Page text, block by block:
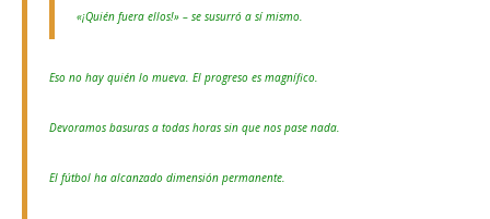
«¡Quién fuera ellos!» – se susurró a sí mismo.
Eso no hay quién lo mueva. El progreso es magnífico.
Devoramos basuras a todas horas sin que nos pase nada.
El fútbol ha alcanzado dimensión permanente.